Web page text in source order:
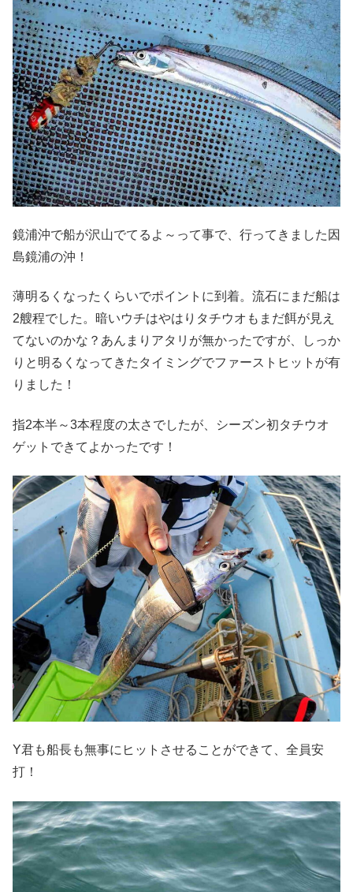
鏡浦沖で船が沢山でてるよ～って事で、行ってきました因
島鏡浦の沖！
薄明るくなったくらいでポイントに到着。流石にまだ船は
2艘程でした。暗いウチはやはりタチウオもまだ餌が見え
てないのかな？あんまりアタリが無かったですが、しっか
りと明るくなってきたタイミングでファーストヒットが有
りました！
指2本半～3本程度の太さでしたが、シーズン初タチウオ
ゲットできてよかったです！
Y君も船長も無事にヒットさせることができて、全員安
打！